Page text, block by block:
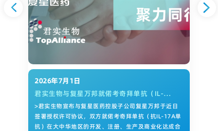
2026年7月1日
君实生物与复星万邦就偌考奇拜单抗（IL-
17A）达成研发和商业化合作
>君实生物宣布与复星医药控股子公司复星万邦于近日
签署授权许可协议，双方就偌考奇拜单抗（抗IL-17A单
抗）在大中华地区的开发、注册、生产及商业化达成合